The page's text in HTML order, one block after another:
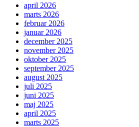
april 2026
marts 2026
februar 2026
januar 2026
december 2025
november 2025
oktober 2025
september 2025
august 2025
juli 2025
juni 2025
maj 2025
april 2025
marts 2025